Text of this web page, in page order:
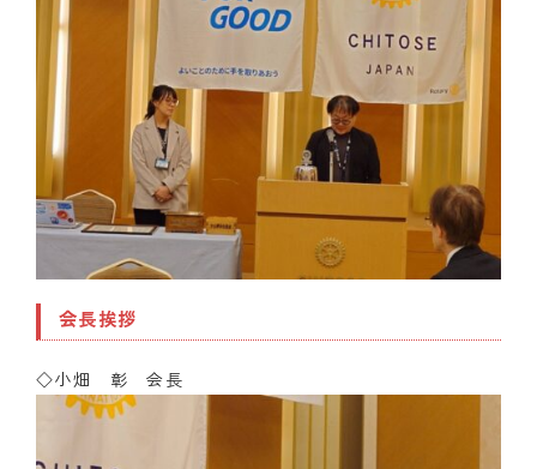
会長挨拶
◇小畑 彰 会長